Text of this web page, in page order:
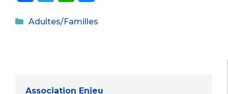
c it a ss
Catégories
Adultes/Familles
Association Enjeu